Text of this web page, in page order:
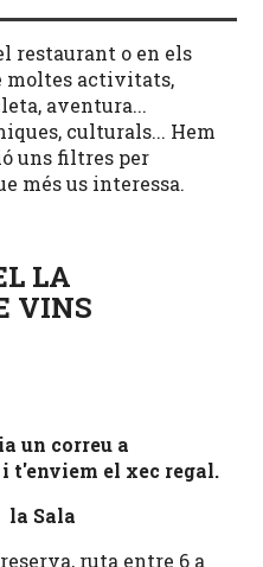
restaurant o en els
moltes activitats,
aventura...
culturals... Hem
uns filtres per
més us interessa.
LA
VINS
un correu a
t'enviem el xec regal.
la Sala
ruta entre 6 a